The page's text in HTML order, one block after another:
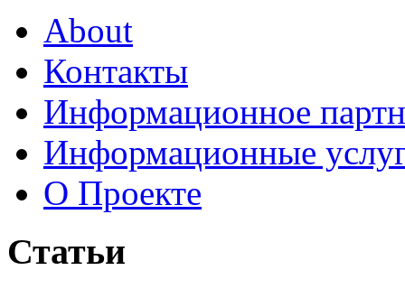
About
Контакты
Информационное
Информационные
О Проекте
Статьи